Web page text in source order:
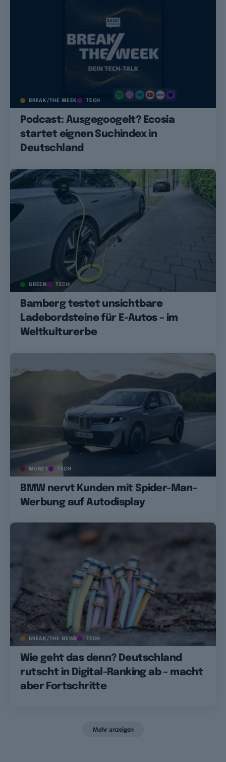
BREAK/THE WEEK TECH
Podcast: Ausgegoogelt? Ecosia
startet eignen Suchindex in
Deutschland
GREEN TECH
Bamberg testet unsichtbare
Ladebordsteine für E-Autos – im
Weltkulturerbe
MONEY TECH
BMW nervt Kunden mit Spider-Man-
Werbung auf Autodisplay
BREAK/THE NEWS TECH
Wie geht das denn? Deutschland
rutscht in Digital-Ranking ab – macht
aber Fortschritte
Mehr anzeigen